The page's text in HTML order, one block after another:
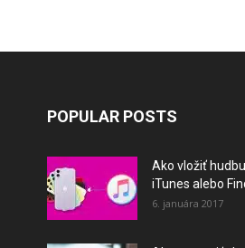
POPULAR POSTS
Ako vložiť
iTunes alebo
6. januára 2017